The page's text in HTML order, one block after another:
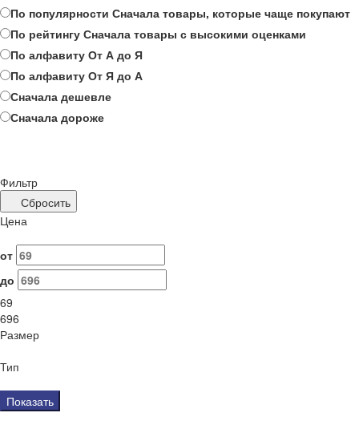
По популярности Сначала товары, которые чаще покупают
По рейтингу Сначала товары с высокими оценками
По алфавиту От А до Я
По алфавиту От Я до А
Сначала дешевле
Сначала дороже
Фильтр
Сбросить
Цена
от
до
69
696
Размер
Тип
Показать